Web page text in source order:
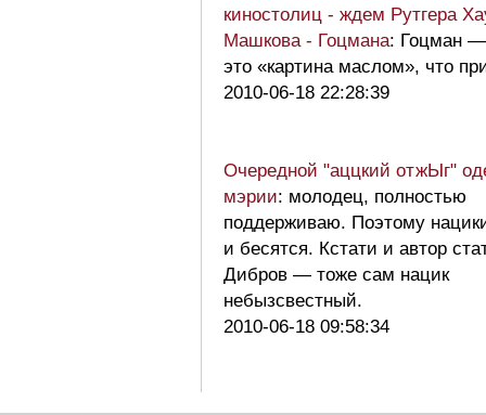
киностолиц - ждем Рутгера
Машкова - Гоцмана: Гоцман —
это «картина маслом», что
2010-06-18 22:28:39
Очередной "аццкий отжЫг"
мэрии: молодец, полностью
поддерживаю. Поэтому
и бесятся. Кстати и автор
Дибров — тоже сам нацик
небызсвестный.
2010-06-18 09:58:34